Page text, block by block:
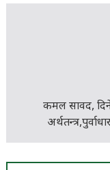
कमल सावद,